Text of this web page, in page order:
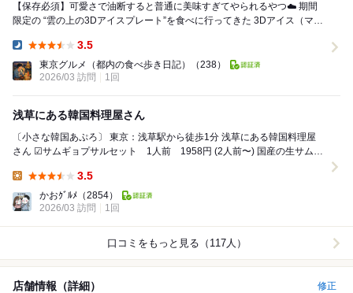
【保存必須】可愛さで油断すると普通に美味すぎてやられるやつ☁️ 期間
限定の “雲の上の3Dアイスプレート”を食べに行ってきた 3Dアイス（マン
3.5
東京グルメ（都内の食べ歩き日記）
（238）
2026/03 訪問
1回
浅草にある韓国料理屋さん
〔小さな韓国あぷろ〕 東京：浅草駅から徒歩1分 浅草にある韓国料理屋
さん ☑︎サムギョプサルセット 1人前 1958円 (2人前〜) 国産の生サムギ
3.5
かおｸﾞﾙﾒ （2854）
2026/03 訪問
1回
口コミをもっと見る（117人）
店舗情報（詳細） 修正